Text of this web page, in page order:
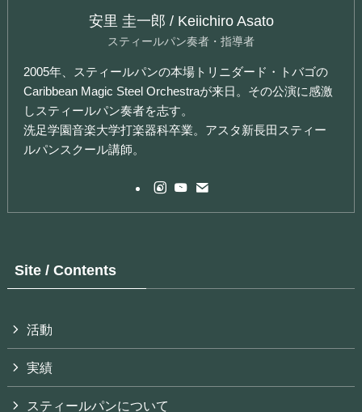
安里 圭一郎 / Keiichiro Asato
スティールパン奏者・指導者
2005年、スティールパンの本場トリニダード・トバゴの
Caribbean Magic Steel Orchestraが来日。その公演に感激
しスティールパン奏者を志す。
洗足学園音楽大学打楽器科卒業。アスタ新長田スティー
ルパンスクール講師。
Site / Contents
活動
実績
スティールパンについて